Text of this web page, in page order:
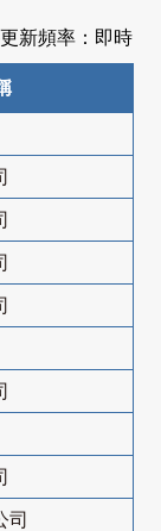
新頻率：即時
司